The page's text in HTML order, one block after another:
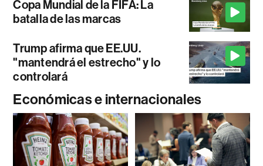
Copa Mundial de la FIFA: La
batalla de las marcas
Trump afirma que EE.UU.
"mantendrá el estrecho" y lo
controlará
Económicas e internacionales